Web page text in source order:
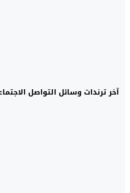
آخر ترندات وسائل التواصل